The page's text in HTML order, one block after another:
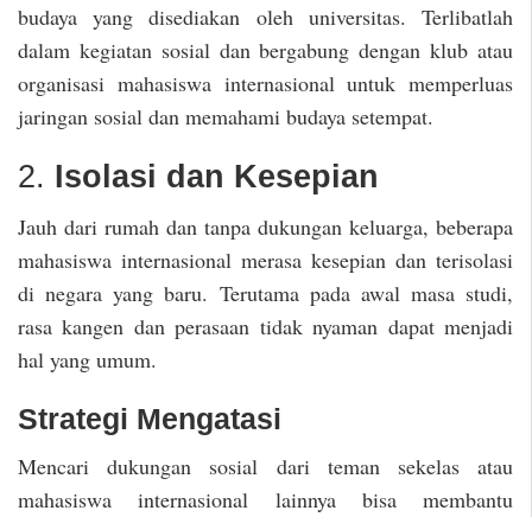
budaya yang disediakan oleh universitas. Terlibatlah
dalam kegiatan sosial dan bergabung dengan klub atau
organisasi mahasiswa internasional untuk memperluas
jaringan sosial dan memahami budaya setempat.
2. Isolasi dan Kesepian
Jauh dari rumah dan tanpa dukungan keluarga, beberapa
mahasiswa internasional merasa kesepian dan terisolasi
di negara yang baru. Terutama pada awal masa studi,
rasa kangen dan perasaan tidak nyaman dapat menjadi
hal yang umum.
Strategi Mengatasi
Mencari dukungan sosial dari teman sekelas atau
mahasiswa internasional lainnya bisa membantu